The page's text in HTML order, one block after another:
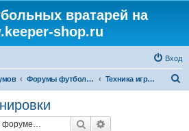
вратарей на
shop.ru
Вход
Форумы футбольных вратарей Техника игры, тренировки
Поиск